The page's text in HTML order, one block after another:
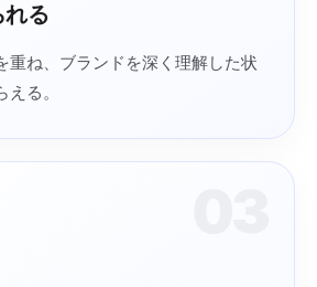
れる
重ね、ブランドを深く理解した状
る。